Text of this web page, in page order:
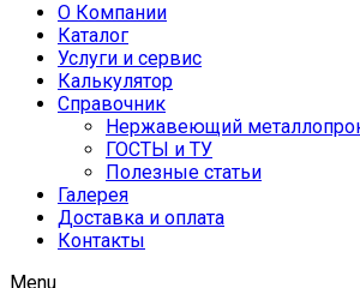
О Компании
Каталог
Услуги и сервис
Калькулятор
Справочник
Нержавеющий
ГОСТЫ и ТУ
Полезные статьи
Галерея
Доставка и оплата
Контакты
Menu